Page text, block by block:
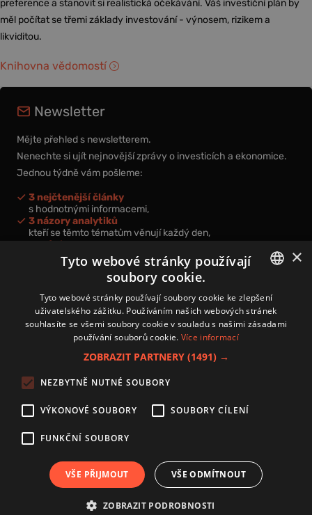
preference a stanovit si realistická očekávání. Váš investiční plán by
měl počítat se třemi základy investování - výnosem, rizikem a
likviditou.
Knihovna vědomostí
Newsletter
Mějte přehled s newsletterem.
Nenechte si ujít nejnovější zprávy o investicích a ekonomice.
Jednou týdně vám pošleme:
3 nejčtenější články
s hodnotnými informacemi,
3 názory analytiků
kteří se těmto tématům věnují každý den,
nová videa a podcasty
k prohloubení vašich znalostí.
Přihlášením k newsletteru vyjadřujete svůj souhlas spodmínkami
zpracování osobních údajů.
Zásady používání souborů cookies
Autoři
Nastavení cookies
Publikování nebo další šíření obsahu serveru www.investice.cz není možné bez
CZECH
×
Tyto webové stránky používají
soubory cookie.
Tyto webové stránky používají soubory cookie ke zlepšení
uživatelského zážitku. Používáním našich webových stránek
souhlasíte se všemi soubory cookie v souladu s našimi zásadami
používání souborů cookie. Více informací
ZOBRAZIT PARTNERY (1491) →
NEZBYTNĚ NUTNÉ SOUBORY
VÝKONOVÉ SOUBORY SOUBORY CÍLENÍ
FUNKČNÍ SOUBORY
VŠE PŘIJMOUT VŠE ODMÍTNOUT
ZOBRAZIT PODROBNOSTI